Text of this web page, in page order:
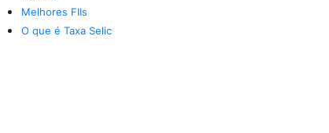
Melhores FIIs
O que é Taxa Selic